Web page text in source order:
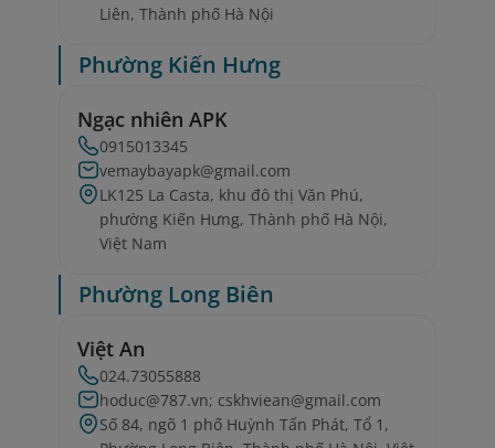
Liên, Thành phố Hà Nội
Phường Kiến Hưng
Ngạc nhiên APK
0915013345
vemaybayapk@gmail.com
LK125 La Casta, khu đô thị Văn Phú,
phường Kiến Hưng, Thành phố Hà Nội,
Việt Nam
Phường Long Biên
Việt An
024.73055888
hoduc@787.vn; cskhviean@gmail.com
Số 84, ngõ 1 phố Huỳnh Tấn Phát, Tổ 1,